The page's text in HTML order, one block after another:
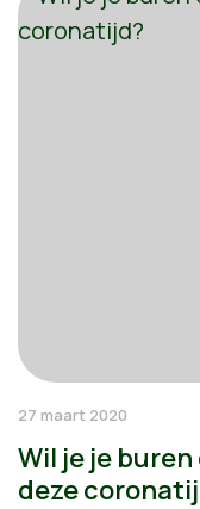
27 maart 2020
Wil je je
deze